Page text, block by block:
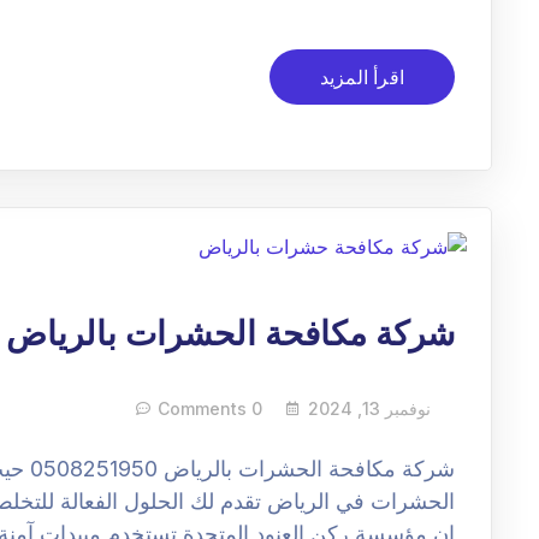
اقرأ المزيد
شركة مكافحة الحشرات بالرياض
نوفمبر 13, 2024 0 Comments
الحشرات في الرياض تقدم لك الحلول الفعالة
ان مؤسسة ركن العنود المتحدة تستخدم مبيدات